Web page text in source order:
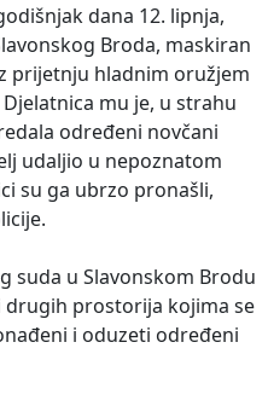
dana 12. lipnja,
Broda, maskiran
prijetnju hladnim oružjem
mu je, u strahu
određeni novčani
udaljio u nepoznatom
su ga ubrzo pronašli,
suda u Slavonskom Brodu
drugih prostorija kojima se
i oduzeti određeni